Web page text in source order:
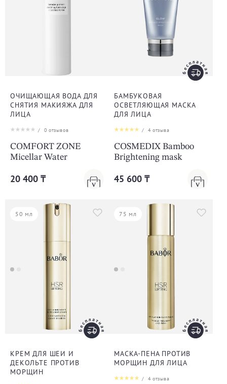
ОЧИЩАЮЩАЯ ВОДА ДЛЯ
СНЯТИЯ МАКИЯЖА ДЛЯ
ЛИЦА
/ 0 отзывов
COMFORT ZONE
Micellar Water
20 400 ₸
БАМБУКОВАЯ
ОСВЕТЛЯЮЩАЯ МАСКА
ДЛЯ ЛИЦА
/ 4отзыва
COSMEDIX Bamboo
Brightening mask
45 600 ₸
50 мл
КРЕМ ДЛЯ ШЕИ И
ДЕКОЛЬТЕ ПРОТИВ
МОРЩИН
75 мл
МАСКА-ПЕНА ПРОТИВ
МОРЩИН ДЛЯ ЛИЦА
/ 4отзыва